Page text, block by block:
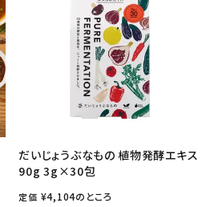
だいじょうぶなもの 植物発酵エキス
90g 3g×30包
定価 ¥4,104のところ